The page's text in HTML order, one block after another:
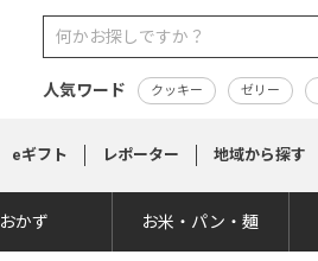
人気ワード クッキー ゼリー
eギフト レポーター 地域から探す
おかず お米・パン・麺